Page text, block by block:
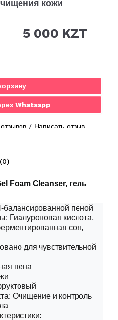
кожи
5 000 KZT
Whatsapp
/ Написать отзыв
Foam Cleanser, гель
балансированной пеной
Гиалуроновая кислота,
соя,
для чувствительной
пена
Очищение и контроль